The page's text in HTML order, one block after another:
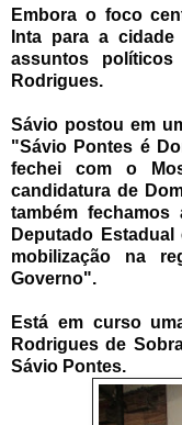
Embora o foco
Inta para a
assuntos
Rodrigues.
Sávio postou em
"Sávio Pontes é
fechei com o
candidatura de
também
Deputado
mobilização na
Governo".
Está em curso
Rodrigues de
Sávio Pontes.